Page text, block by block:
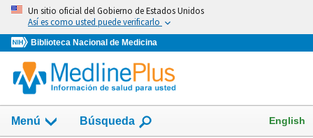
Omita
vaya
al
Contenido
Un sitio oficial del Gobierno de Estados Unidos
Así es como usted puede verificarlo
Biblioteca Nacional de Medicina
Menú
Mostrar
Búsqueda English